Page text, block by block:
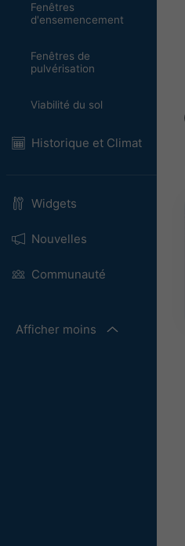
Fenêtres
d'ensemencement
Fenêtres de
pulvérisation
Viabilité du sol
Historique et Climat
Widgets
Nouvelles
Communauté
Afficher moins